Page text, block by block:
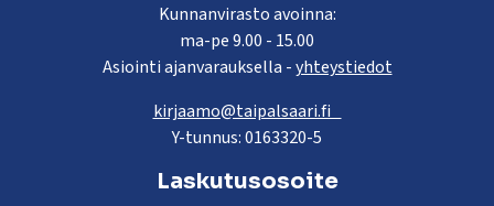
Kunnanvirasto avoinna:
ma-pe 9.00 - 15.00
Asiointi ajanvarauksella -yhteystiedot
kirjaamo@taipalsaari.fi
Y-tunnus: 0163320-5
Laskutusosoite